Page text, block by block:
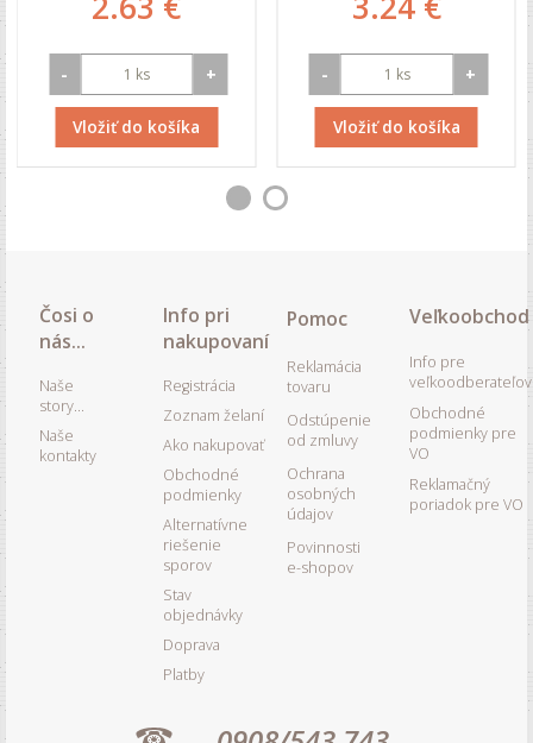
- +
Vložiť do košíka
- +
Vložiť do košíka
Čosi o
nás...
Naše
story...
Naše
kontakty
Info pri
nakupovaní
Registrácia
Zoznam želaní
Ako nakupovať
Obchodné
podmienky
Alternatívne
riešenie
sporov
Stav
objednávky
Doprava
Platby
Pomoc
Reklamácia
tovaru
Odstúpenie
od zmluvy
Ochrana
osobných
údajov
Povinnosti
e-shopov
Veľkoobchod
Info pre
veľkoodberateľov
Obchodné
podmienky pre
VO
Reklamačný
poriadok pre VO